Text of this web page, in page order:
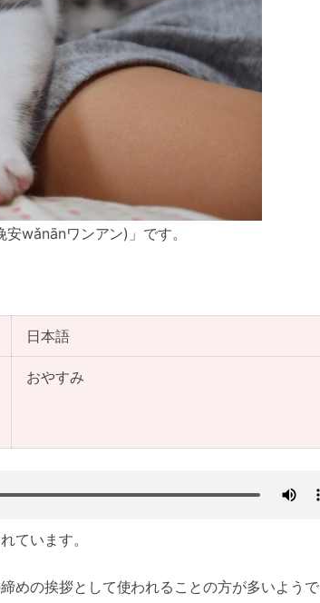
wǎnānワンアン)」です。
日本語
おやすみ
ています。
めの挨拶として使われることの方が多いようで